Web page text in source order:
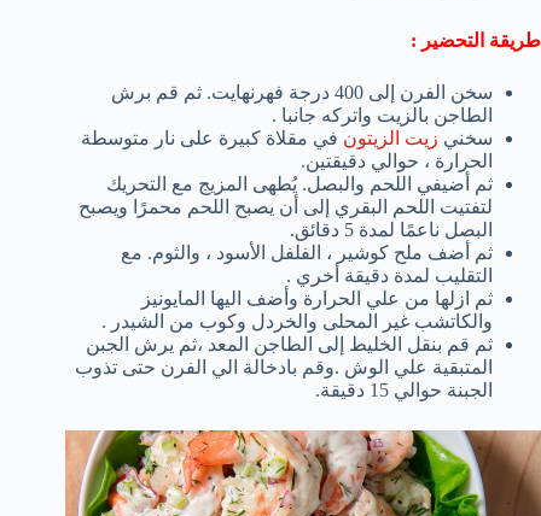
طريقة التحضير :
سخن الفرن إلى 400 درجة فهرنهايت. ثم قم برش
الطاجن بالزيت واتركه جانبا .
سخني زيت الزيتون في مقلاة كبيرة على نار متوسطة
الحرارة ، حوالي دقيقتين.
ثم أضيفي اللحم والبصل. يُطهى المزيج مع التحريك
لتفتيت اللحم البقري إلى أن يصبح اللحم محمرًا ويصبح
البصل ناعمًا لمدة 5 دقائق.
ثم أضف ملح كوشير ، الفلفل الأسود ، والثوم. مع
التقليب لمدة دقيقة أخري .
ثم ازلها من علي الحرارة وأضف اليها المايونيز
والكاتشب غير المحلى والخردل وكوب من الشيدر .
ثم قم بنقل الخليط إلى الطاجن المعد ،ثم يرش الجبن
المتبقية علي الوش .وقم بادخالة الي الفرن حتى تذوب
الجبنة حوالي 15 دقيقة.